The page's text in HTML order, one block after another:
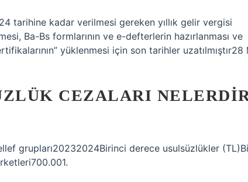
tarihine kadar verilmesi gereken yıllık gelir vergisi
Ba-Bs formlarının ve e-defterlerin hazırlanması ve
yüklenmesi için son tarihler uzatılmıştır28
CEZALARI
grupları20232024Birinci derece usulsüzlükler